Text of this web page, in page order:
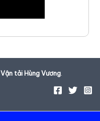
Vận tải Hùng Vương.